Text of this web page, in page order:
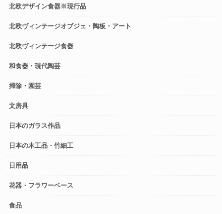
北欧デザイン食器※現行品
北欧ヴィンテージオブジェ・陶板・アート
北欧ヴィンテージ食器
和食器・現代陶芸
掃除・園芸
文房具
日本のガラス作品
日本の木工品・竹細工
日用品
花器・フラワーベース
食品